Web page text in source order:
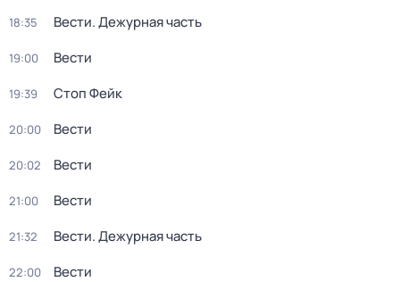
18:35 Вести. Дежурная часть
19:00 Вести
19:39 Стоп Фейк
20:00 Вести
20:02 Вести
21:00 Вести
21:32 Вести. Дежурная часть
22:00 Вести